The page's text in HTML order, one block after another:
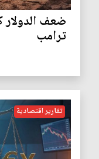
ضعف الدولار
ترامب
تقارير اقتصادية